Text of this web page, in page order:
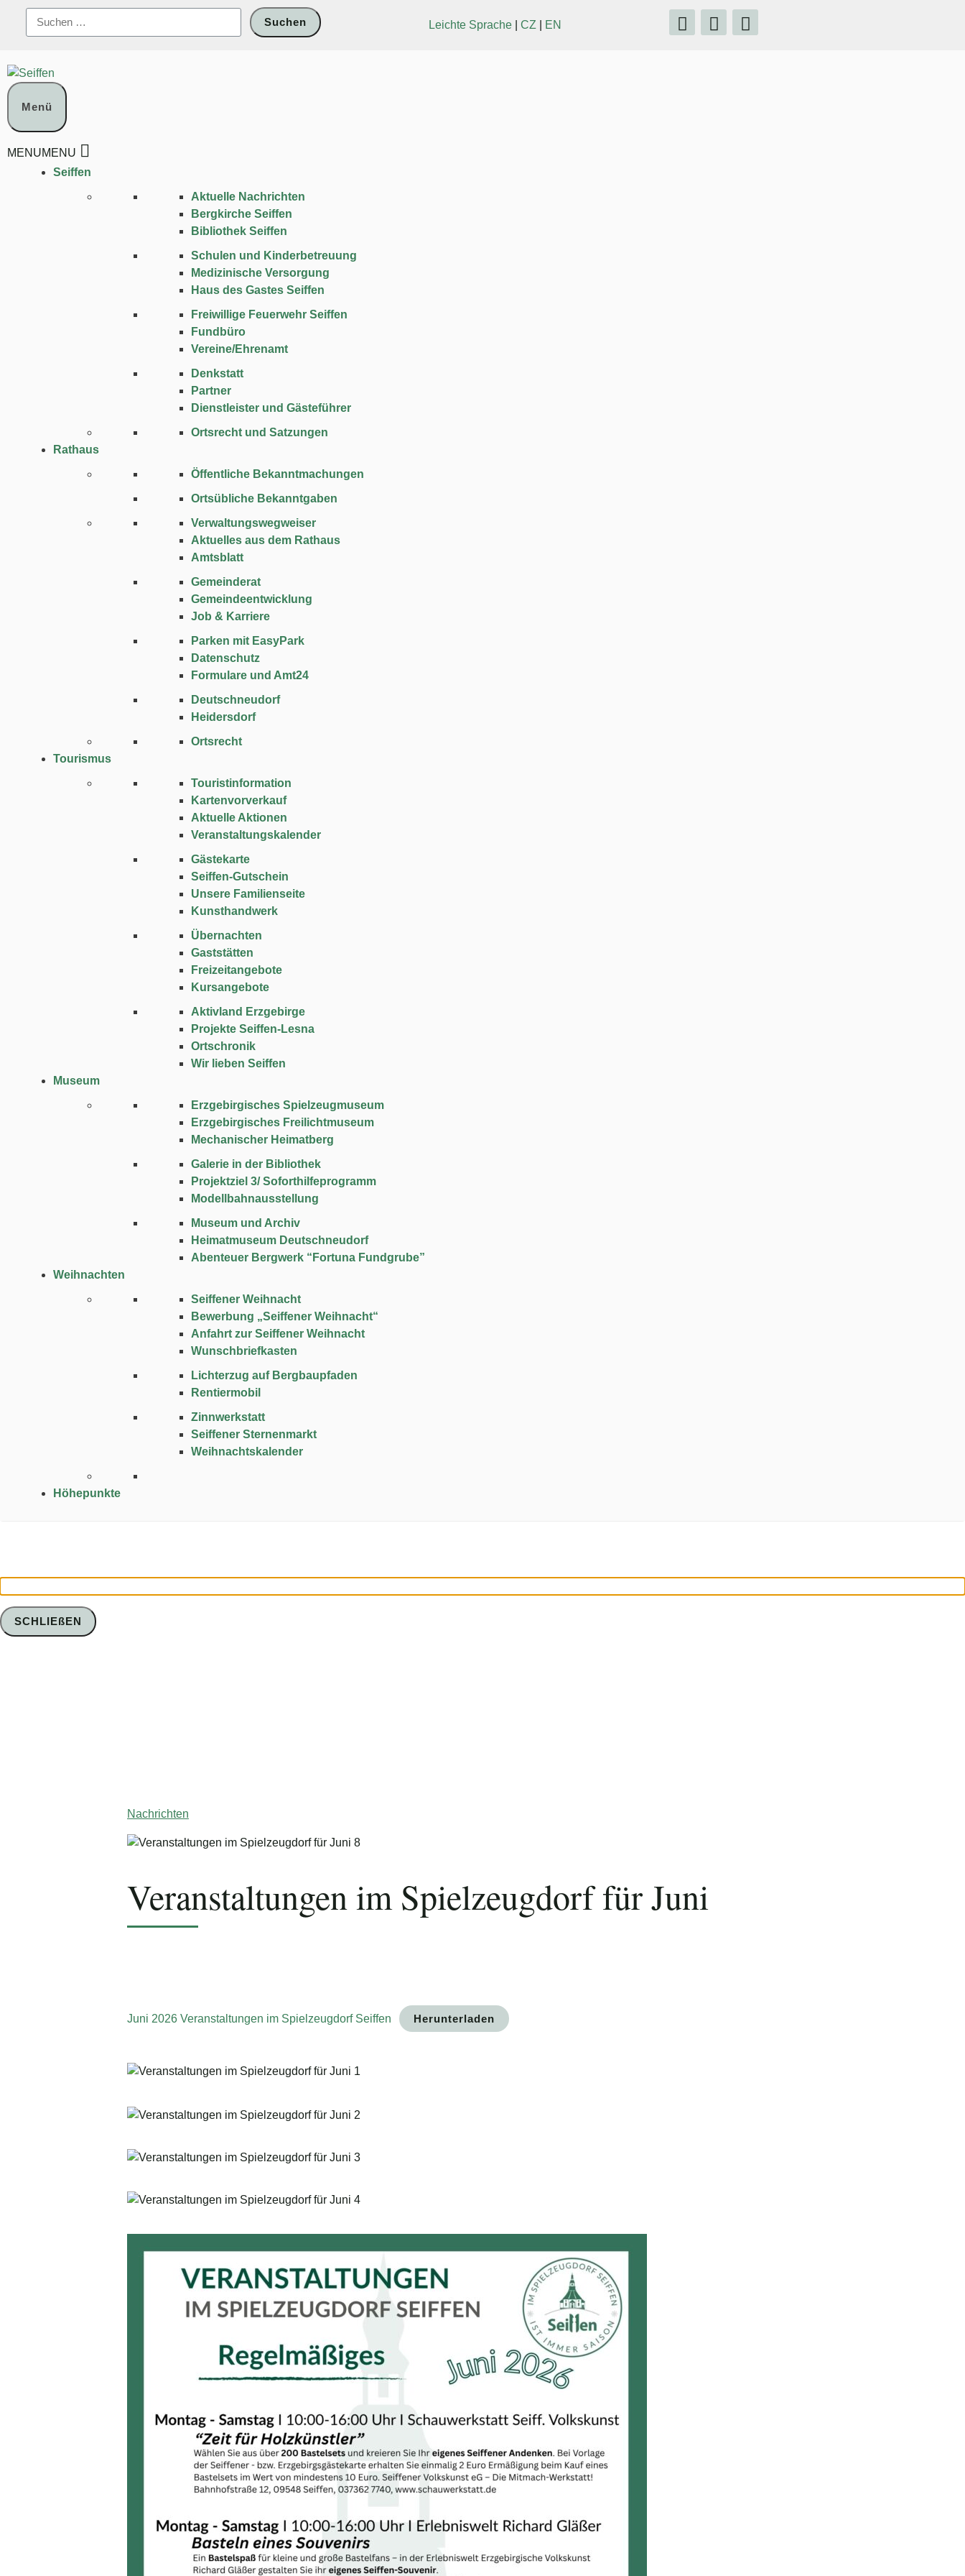
Suchen
nach:
Leichte Sprache CZ EN
Menü
MENUMENU
Seiffen
Aktuelle Nachrichten
Bergkirche Seiffen
Bibliothek Seiffen
Schulen und Kinder­betreuung
Medizinische Versorgung
Haus des Gastes Seiffen
Freiwillige Feuerwehr Seiffen
Fundbüro
Vereine/Ehrenamt
Denkstatt
Partner
Dienstleister und Gästeführer
Ortsrecht und Satzungen
Rathaus
Öffentliche Bekanntmachungen
Ortsübliche Bekanntgaben
Verwaltungswegweiser
Aktuelles aus dem Rathaus
Amtsblatt
Gemeinderat
Gemeindeentwicklung
Job & Karriere
Parken mit EasyPark
Datenschutz
Formulare und Amt24
Deutschneudorf
Heidersdorf
Ortsrecht
Tourismus
Touristinformation
Kartenvorverkauf
Aktuelle Aktionen
Veranstaltungskalender
Gästekarte
Seiffen-Gutschein
Unsere Familienseite
Kunsthandwerk
Übernachten
Gaststätten
Freizeitangebote
Kursangebote
Aktivland Erzgebirge
Projekte Seiffen-Lesna
Ortschronik
Wir lieben Seiffen
Museum
Erzgebirgisches Spielzeugmuseum
Erzgebirgisches Freilichtmuseum
Mechanischer Heimatberg
Galerie in der Bibliothek
Projektziel 3/ Soforthilfeprogramm
Modellbahnausstellung
Museum und Archiv
Heimatmuseum Deutschneudorf
Abenteuer Bergwerk “Fortuna Fundgrube”
Weihnachten
Seiffener Weihnacht
Bewerbung „Seiffener Weihnacht“
Anfahrt zur Seiffener Weihnacht
Wunschbriefkasten
Lichterzug auf Bergbaupfaden
Rentiermobil
Zinnwerkstatt
Seiffener Sternenmarkt
Weihnachtskalender
Höhepunkte
Nachrichten
Veranstaltungen im Spielzeugdorf für Juni
Juni 2026 Veranstaltungen im Spielzeugdorf Seiffen Herunterladen
SCHLIEßEN